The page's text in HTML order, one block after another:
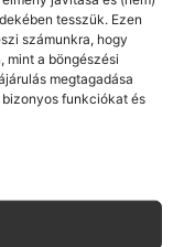
tesszük. Ezen
számunkra, hogy
mint a böngészési
megtagadása
funkciókat és